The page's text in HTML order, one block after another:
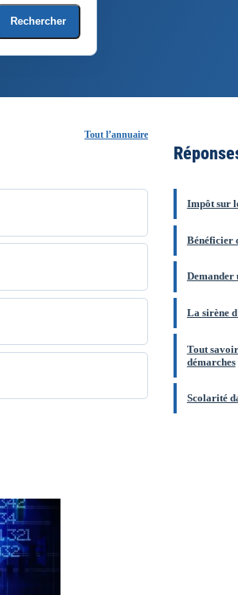
Rechercher
Tout l’annuaire
Impôt sur
Bénéficier
Demander
La sirène
Tout
démarches
Scolarité